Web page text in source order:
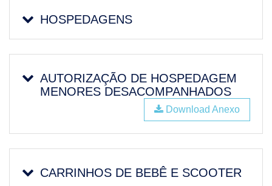
HOSPEDAGENS
AUTORIZAÇÃO DE HOSPEDAGEM
MENORES DESACOMPANHADOS
Download Anexo
CARRINHOS DE BEBÊ E SCOOTER